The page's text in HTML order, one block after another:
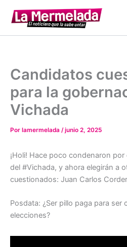
contenido
Candidatos
para la
Vichada
Por lamermelada /junio 2, 2025
¡Holi! Hace poco condenaron
del #Vichada, y ahora elegirán a
cuestionados: Juan Carlos
Posdata: ¿Ser pillo paga para ser
elecciones?